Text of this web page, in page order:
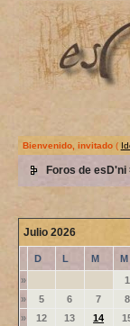
Bienvenido, invitado(
Foros de esD'ni
Julio 2026
D L M M
»
1
»
5 6 7 8
»
12 13 14